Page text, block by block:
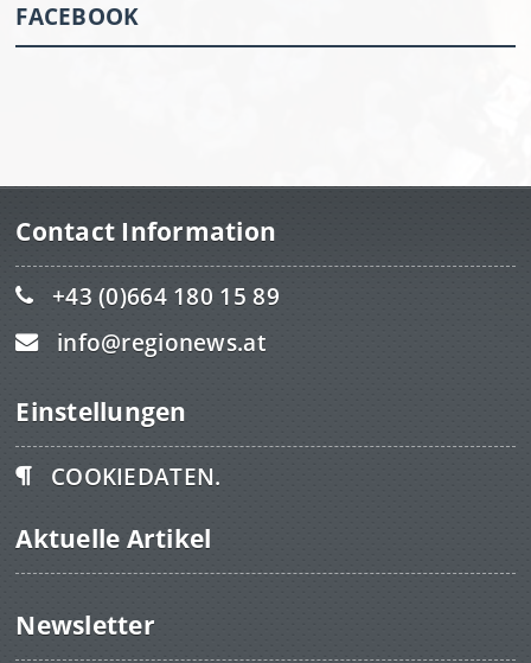
FACEBOOK
Contact Information
+43 (0)664 180 15 89
info@regionews.at
Einstellungen
COOKIEDATEN.
Aktuelle Artikel
Newsletter